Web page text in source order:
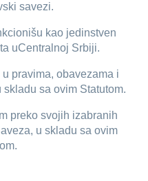
savezi.
kao jedinstven
uCentralnoj Srbiji.
pravima, obavezama i
sa ovim Statutom.
preko svojih izabranih
u skladu sa ovim